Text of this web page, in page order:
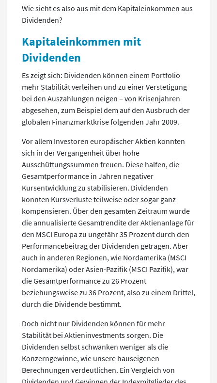
Wie sieht es also aus mit dem Kapitaleinkommen aus
Dividenden?
Kapitaleinkommen mit
Dividenden
Es zeigt sich: Dividenden können einem Portfolio
mehr Stabilität verleihen und zu einer Verstetigung
bei den Auszahlungen neigen – von Krisenjahren
abgesehen, zum Beispiel dem auf den Ausbruch der
globalen Finanzmarktkrise folgenden Jahr 2009.
Vor allem Investoren europäischer Aktien konnten
sich in der Vergangenheit über hohe
Ausschüttungssummen freuen. Diese halfen, die
Gesamtperformance in Jahren negativer
Kursentwicklung zu stabilisieren. Dividenden
konnten Kursverluste teilweise oder sogar ganz
kompensieren. Über den gesamten Zeitraum wurde
die annualisierte Gesamtrendite der Aktienanlage für
den MSCI Europa zu ungefähr 35 Prozent durch den
Performancebeitrag der Dividenden getragen. Aber
auch in anderen Regionen, wie Nordamerika (MSCI
Nordamerika) oder Asien-Pazifik (MSCI Pazifik), war
die Gesamtperformance zu 26 Prozent
beziehungsweise zu 36 Prozent, also zu einem Drittel,
durch die Dividende bestimmt.
Doch nicht nur Dividenden können für mehr
Stabilität bei Aktieninvestments sorgen. Die
Dividenden selbst schwanken weniger als die
Konzerngewinne, wie unsere hauseigenen
Berechnungen verdeutlichen. Ein Vergleich von